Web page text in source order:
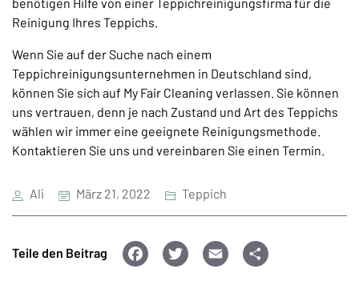
benötigen Hilfe von einer Teppichreinigungsfirma für die
Reinigung Ihres Teppichs.
Wenn Sie auf der Suche nach einem
Teppichreinigungsunternehmen in Deutschland sind,
können Sie sich auf My Fair Cleaning verlassen. Sie können
uns vertrauen, denn je nach Zustand und Art des Teppichs
wählen wir immer eine geeignete Reinigungsmethode.
Kontaktieren Sie uns und vereinbaren Sie einen Termin.
Ali März 21, 2022 Teppich
Teile den Beitrag
F
T
E